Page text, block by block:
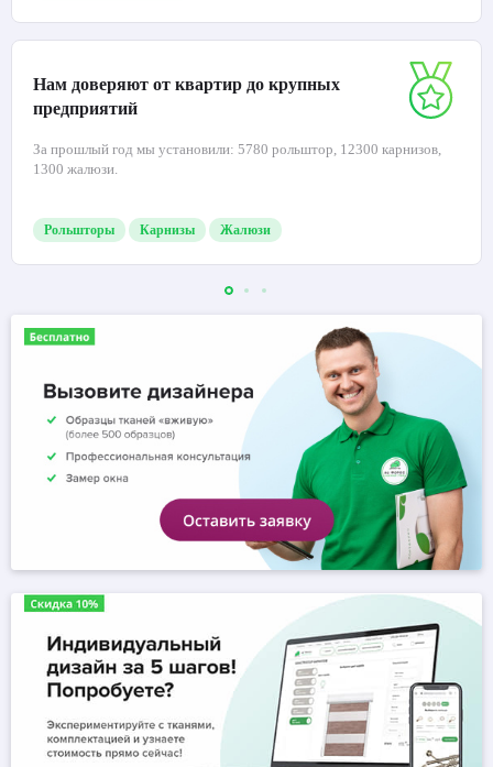
Нам доверяют от квартир до крупных
предприятий
За прошлый год мы установили: 5780 рольштор, 12300 карнизов,
1300 жалюзи.
Рольшторы Карнизы Жалюзи